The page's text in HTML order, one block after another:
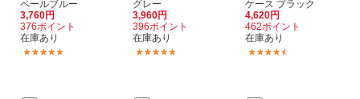
ペールブルー
3,760円
376ポイント
在庫あり
グレー
3,960円
396ポイント
在庫あり
ケース ブラック
4,620円
462ポイント
在庫あり